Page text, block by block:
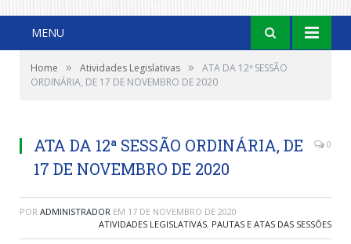
MENU
Home » Atividades Legislativas »
ATA DA 12ª SESSÃO
ORDINÁRIA, DE 17 DE NOVEMBRO DE 2020
ATA DA 12ª SESSÃO ORDINÁRIA, DE
17 DE NOVEMBRO DE 2020
0
POR ADMINISTRADOR EM 17 DE NOVEMBRO DE 2020
ATIVIDADES LEGISLATIVAS, PAUTAS E ATAS DAS SESSÕES